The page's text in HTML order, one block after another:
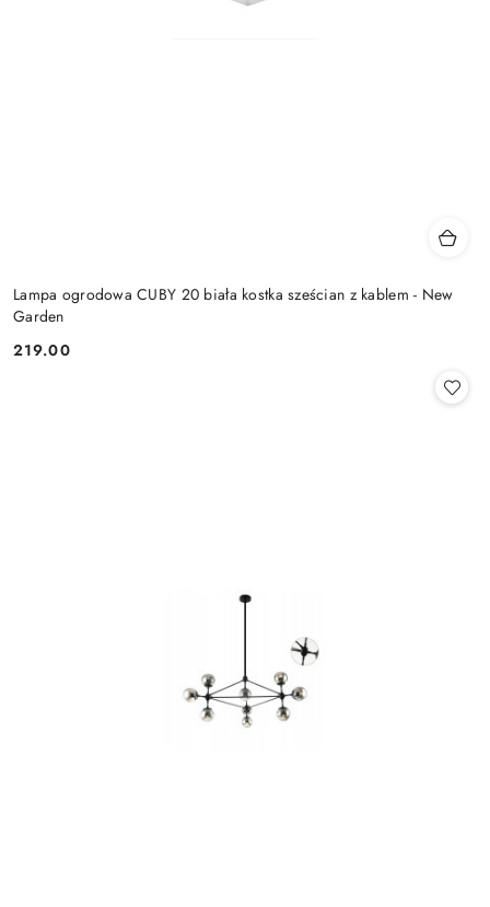
Lampa ogrodowa CUBY 20 biała kostka sześcian z kablem - New
Garden
Cena:
219.00